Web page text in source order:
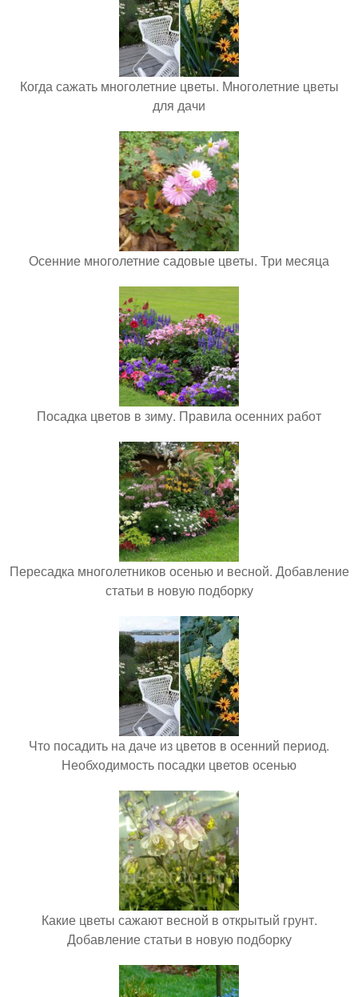
Когда сажать многолетние цветы. Многолетние цветы
для дачи
Осенние многолетние садовые цветы. Три месяца
Посадка цветов в зиму. Правила осенних работ
Пересадка многолетников осенью и весной. Добавление
статьи в новую подборку
Что посадить на даче из цветов в осенний период.
Необходимость посадки цветов осенью
Какие цветы сажают весной в открытый грунт.
Добавление статьи в новую подборку